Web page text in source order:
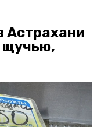
Астрахани
щучью,